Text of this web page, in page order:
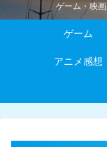
ゲーム・映
ゲーム
アニメ感想